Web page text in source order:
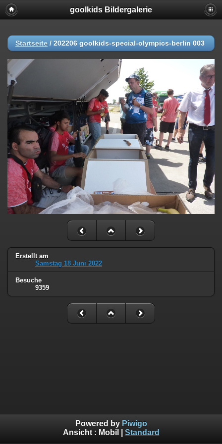
goolkids Bildergalerie
Startseite / 202206 goolkids-special-olympics-berlin 003
Erstellt am
Samstag 18 Juni 2022
Besuche
9359
Powered by Piwigo
Ansicht : Mobil Standard